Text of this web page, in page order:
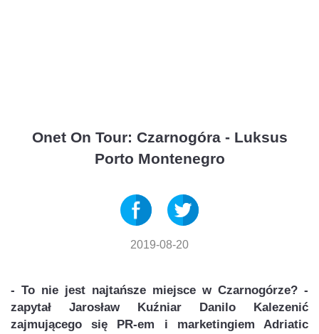
Onet On Tour: Czarnogóra - Luksus
Porto Montenegro
2019-08-20
- To nie jest najtańsze miejsce w Czarnogórze? -
zapytał Jarosław Kuźniar Danilo Kalezenić
zajmującego się PR-em i marketingiem Adriatic